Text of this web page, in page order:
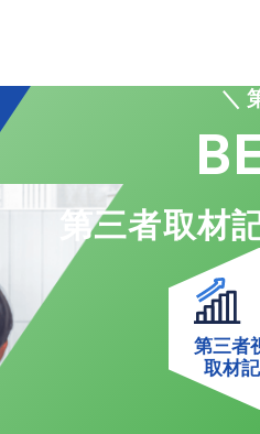
第三者取材
第三者
取材